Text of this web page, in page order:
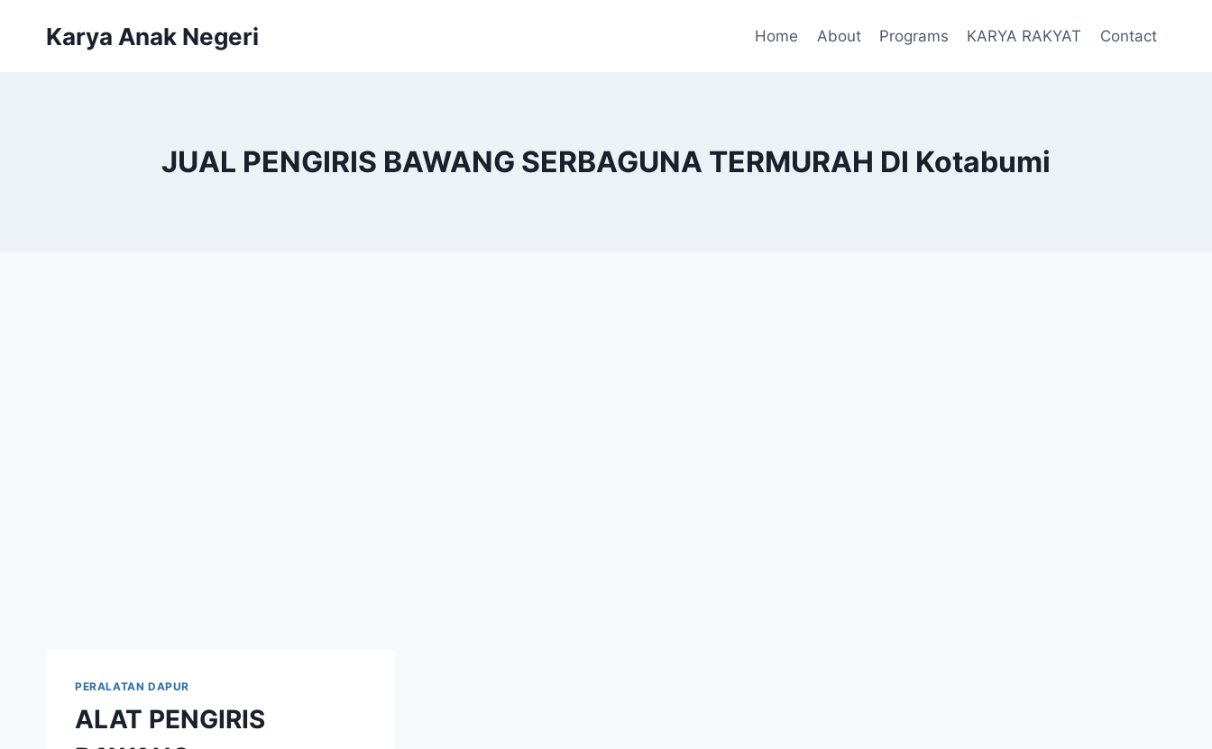
Karya Anak Negeri Home About Programs KARYA RAKYAT Contact
JUAL PENGIRIS BAWANG SERBAGUNA TERMURAH DI Kotabumi
PERALATAN DAPUR
ALAT PENGIRIS